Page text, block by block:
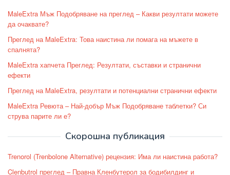
MaleExtra Мъж Подобряване на преглед – Какви резултати можете
да очаквате?
Преглед на MaleExtra: Това наистина ли помага на мъжете в
спалнята?
MaleExtra хапчета Преглед: Резултати, съставки и странични
ефекти
Преглед на MaleExtra, резултати и потенциални странични ефекти
MaleExtra Ревюта – Най-добър Мъж Подобряване таблетки? Си
струва парите ли е?
Скорошна публикация
Trenorol (Trenbolone Alternative) рецензия: Има ли наистина работа?
Clenbutrol преглед – Правна Кленбутерол за бодибилдинг и